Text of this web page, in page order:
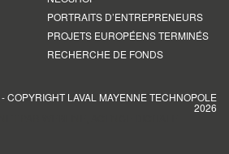
PORTRAITS D’ENTREPRENEURS
PROJETS EUROPÉENS TERMINÉS
RECHERCHE DE FONDS
- COPYRIGHT LAVAL MAYENNE TECHNOPOLE
2026